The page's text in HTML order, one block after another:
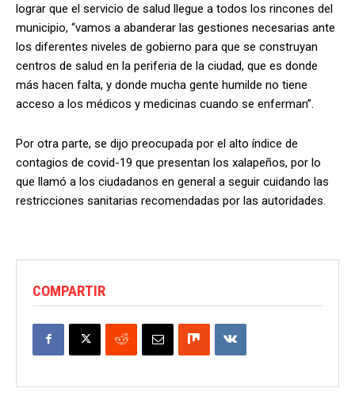
lograr que el servicio de salud llegue a todos los rincones del
municipio, “vamos a abanderar las gestiones necesarias ante
los diferentes niveles de gobierno para que se construyan
centros de salud en la periferia de la ciudad, que es donde
más hacen falta, y donde mucha gente humilde no tiene
acceso a los médicos y medicinas cuando se enferman”.
Por otra parte, se dijo preocupada por el alto índice de
contagios de covid-19 que presentan los xalapeños, por lo
que llamó a los ciudadanos en general a seguir cuidando las
restricciones sanitarias recomendadas por las autoridades.
COMPARTIR